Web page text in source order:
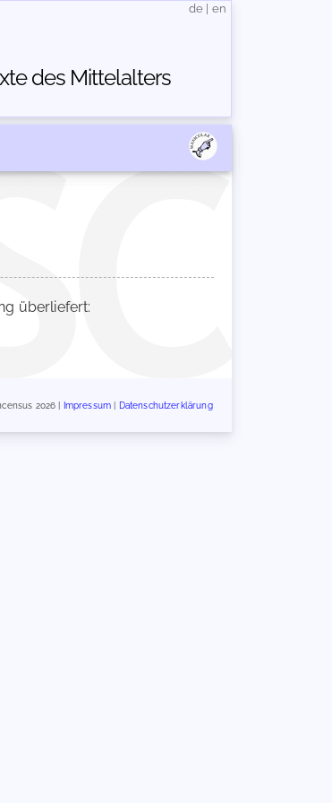
des Mittelalters
de en
überliefert:
2026 | Impressum Datenschutzerklärung